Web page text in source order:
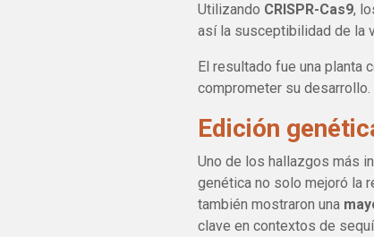
Utilizando CRISPR-Cas9,
así la susceptibilidad de la
El resultado fue una planta
comprometer su desarrollo.
Edición
Uno de los hallazgos más
genética no solo mejoró la
también mostraron una
clave en contextos de